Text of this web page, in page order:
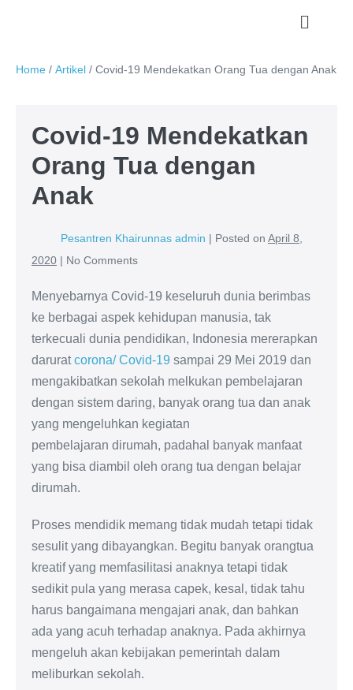
Home / Artikel / Covid-19 Mendekatkan Orang Tua dengan Anak
Covid-19 Mendekatkan
Orang Tua dengan
Anak
Pesantren Khairunnas admin | Posted on April 8,
2020 | No Comments
Menyebarnya Covid-19 keseluruh dunia berimbas
ke berbagai aspek kehidupan manusia, tak
terkecuali dunia pendidikan, Indonesia mererapkan
daruratcorona/ Covid-19 sampai 29 Mei 2019 dan
mengakibatkan sekolah melkukan pembelajaran
dengan sistem daring, banyak orang tua dan anak
yang mengeluhkan kegiatan
pembelajaran dirumah, padahal banyak manfaat
yang bisa diambil oleh orang tua dengan belajar
dirumah.
Proses mendidik memang tidak mudah tetapi tidak
sesulit yang dibayangkan. Begitu banyak orangtua
kreatif yang memfasilitasi anaknya tetapi tidak
sedikit pula yang merasa capek, kesal, tidak tahu
harus bangaimana mengajari anak, dan bahkan
ada yang acuh terhadap anaknya. Pada akhirnya
mengeluh akan kebijakan pemerintah dalam
meliburkan sekolah.